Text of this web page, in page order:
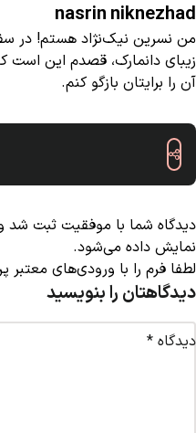
nasrin niknezhad
من نسرین نیک‌نژاد هستم! در
زیبای دانمارک، قصدم این است
آن را برایتان بازگو کنم.
دیدگاه شما با موفقیت ثبت شد
نمایش داده می‌شود.
لطفا فرم را با ورودی‌های معتبر
دیدگاهتان را بنویسید
دیدگاه *